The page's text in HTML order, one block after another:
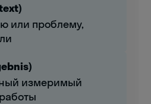
или проблему,
измеримый